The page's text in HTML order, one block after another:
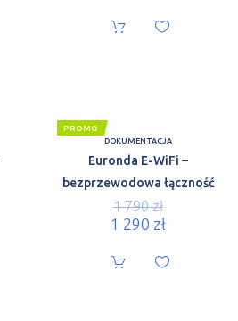
PROMO
DOKUMENTACJA
Euronda E-WiFi –
bezprzewodowa łączność
1 790zł
1 290 zł